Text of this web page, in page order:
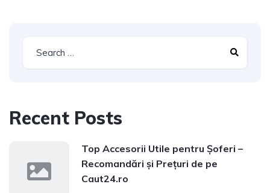
Recent Posts
Top Accesorii Utile pentru Șoferi –
Recomandări și Prețuri de pe
Caut24.ro